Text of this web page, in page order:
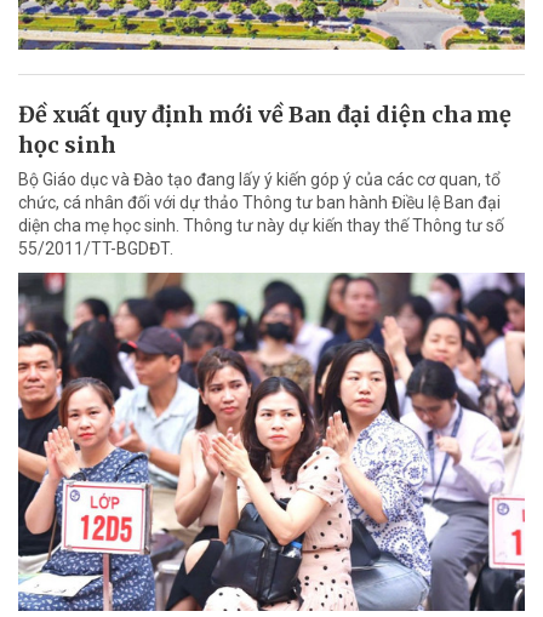
Đề xuất quy định mới về Ban đại diện cha mẹ
học sinh
Bộ Giáo dục và Đào tạo đang lấy ý kiến góp ý của các cơ quan, tổ
chức, cá nhân đối với dự thảo Thông tư ban hành Điều lệ Ban đại
diện cha mẹ học sinh. Thông tư này dự kiến thay thế Thông tư số
55/2011/TT-BGDĐT.